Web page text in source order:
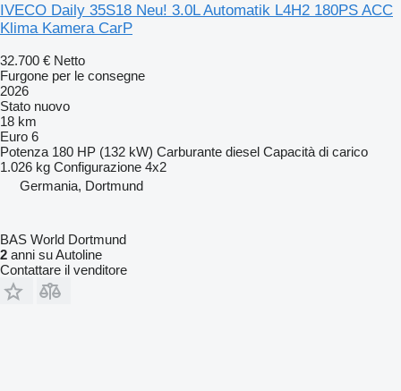
IVECO Daily 35S18 Neu! 3.0L Automatik L4H2 180PS ACC
Klima Kamera CarP
32.700 € Netto
Furgone per le consegne
2026
Stato nuovo
18 km
Euro 6
Potenza 180 HP (132 kW) Carburante diesel Capacità di carico
1.026 kg Configurazione 4x2
Germania, Dortmund
BAS World Dortmund
2 anni su Autoline
Contattare il venditore